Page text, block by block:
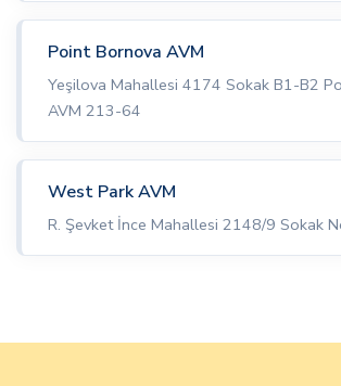
Point Bornova AVM
Yeşilova Mahallesi 4174 Sokak B1-B2
AVM 213-64
West Park AVM
R. Şevket İnce Mahallesi 2148/9 Sokak